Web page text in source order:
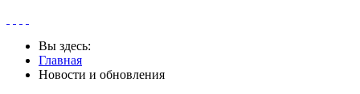
Вы здесь:
Главная
Новости и обновления